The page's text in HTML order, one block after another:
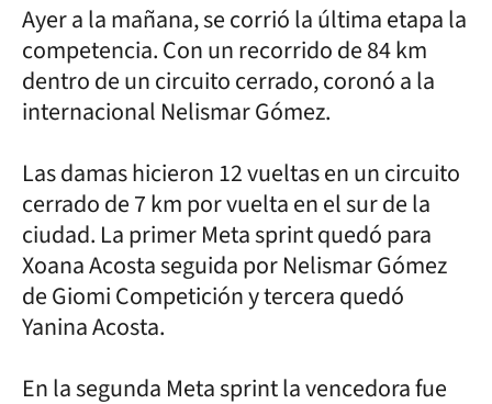
Ayer a la mañana, se corrió la última etapa la
competencia. Con un recorrido de 84 km
dentro de un circuito cerrado, coronó a la
internacional Nelismar Gómez.
Las damas hicieron 12 vueltas en un circuito
cerrado de 7 km por vuelta en el sur de la
ciudad. La primer Meta sprint quedó para
Xoana Acosta seguida por Nelismar Gómez
de Giomi Competición y tercera quedó
Yanina Acosta.
En la segunda Meta sprint la vencedora fue